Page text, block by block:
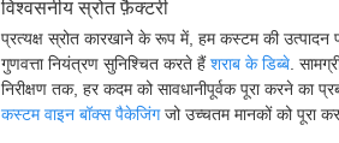
विश्वसनीय स्रोत फ़ैक्टरी
प्रत्यक्ष स्रोत कारखाने के रूप में, हम कस्टम की उत्पादन
गुणवत्ता नियंत्रण सुनिश्चित करते हैंशराब के डिब्बे .
निरीक्षण तक, हर कदम को सावधानीपूर्वक पूरा करने का
कस्टम वाइन बॉक्स पैकेजिंगजो उच्चतम मानकों को पूरा